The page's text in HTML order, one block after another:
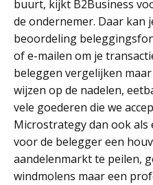
buurt, kijkt B2Business
de ondernemer. Daar kan
beoordeling
of e-mailen om je
beleggen vergelijken
wijzen op de nadelen,
vele goederen die we
Microstrategy dan ook
voor de belegger een
aandelenmarkt te peilen,
windmolens maar een